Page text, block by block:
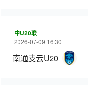
中U20联
2026-07-09 16:30
南通支云U20